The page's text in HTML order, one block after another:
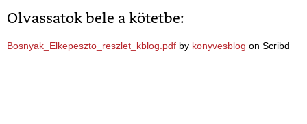
Olvassatok bele a kötetbe:
Bosnyak_Elkepeszto_reszlet_kblog.pdf by konyvesblog on Scribd